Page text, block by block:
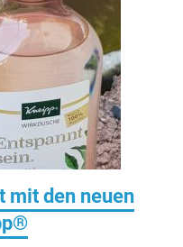
mit den neuen